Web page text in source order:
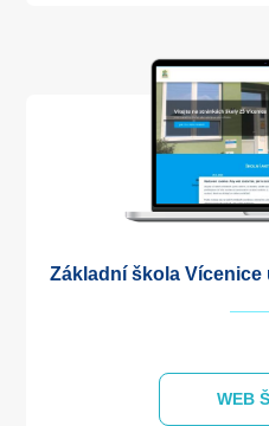
Základní škola Vícenice
WEB